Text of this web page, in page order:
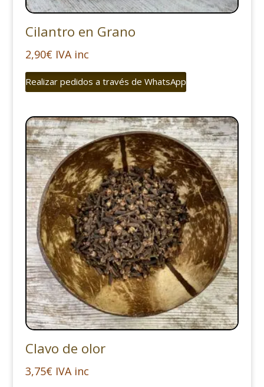
Cilantro en Grano
2,90€ IVA inc
Realizar pedidos a través de WhatsApp
Clavo de olor
3,75€ IVA inc